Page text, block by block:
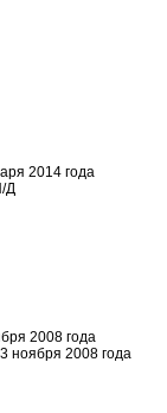
2014 года
Д
2008 года
ноября 2008 года